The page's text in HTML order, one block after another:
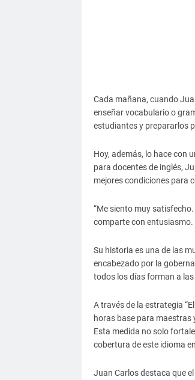
Cada mañana, cuando
enseñar vocabulario o
estudiantes y prepararlos
Hoy, además, lo hace con
para docentes de inglés,
mejores condiciones para
“Me siento muy
comparte con entusiasmo.
Su historia es una de las
encabezado por la
todos los días forman a
A través de la estrategia
horas base para maestras
Esta medida no solo
cobertura de este idioma
Juan Carlos destaca que